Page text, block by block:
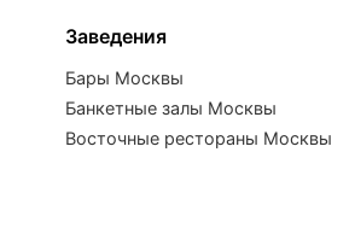
Заведения
Бары Москвы
Банкетные залы Москвы
Восточные рестораны Москвы